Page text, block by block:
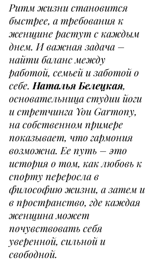
Ритм жизни становится
быстрее, а требования к
женщине растут с каждым
днем. И важная задача –
найти баланс между
работой, семьей и заботой о
себе. Наталья Белецкая,
основательница студии йоги
и стретчинга You Garmony,
на собственном примере
показывает, что гармония
возможна. Ее путь – это
история о том, как любовь к
спорту переросла в
философию жизни, а затем и
в пространство, где каждая
женщина может
почувствовать себя
уверенной, сильной и
свободной.